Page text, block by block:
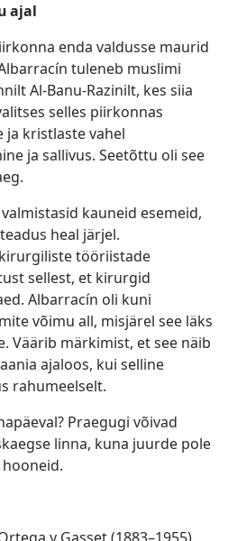
ajal
enda valdusse maurid
tuleneb muslimi
Al-Banu-Razinilt, kes siia
selles piirkonnas
ja kristlaste vahel
ja sallivus. Seetõttu oli see
kauneid esemeid,
heal järjel.
tööriistade
sellest, et kirurgid
Albarracín oli kuni
võimu all, misjärel see läks
Väärib märkimist, et see näib
ajaloos, kui selline
rahumeelselt.
Praegugi võivad
linna, kuna juurde pole